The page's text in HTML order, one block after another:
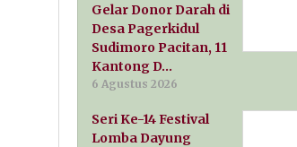
Gelar Donor Darah di
Desa Pagerkidul
Sudimoro Pacitan, 11
Kantong D…
6 Agustus 2026
Seri Ke-14 Festival
Lomba Dayung